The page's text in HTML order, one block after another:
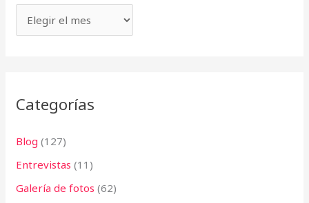
o
s
Categorías
Blog (127)
Entrevistas (11)
Galería de fotos (62)